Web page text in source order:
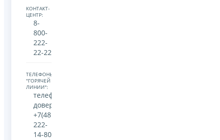
КОНТАКТ-
ЦЕНТР:
8-
800-
222-
22-22
ТЕЛЕФОНЫ
"ГОРЯЧЕЙ
ЛИНИИ":
телефон
доверия:
+7(481)
222-
14-80